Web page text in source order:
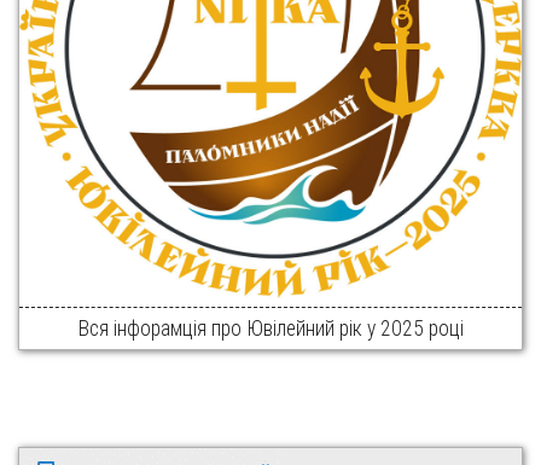
Вся інфорамція про Ювілейний рік у 2025 році